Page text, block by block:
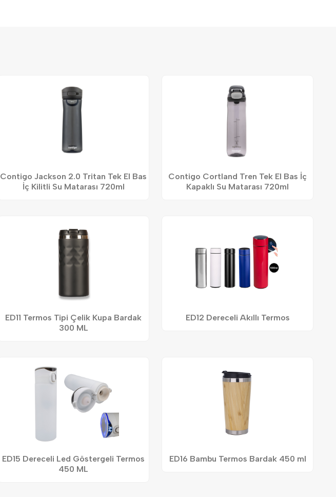
Contigo Jackson 2.0 Tritan Tek El Bas
İç Kilitli Su Matarası 720ml
Contigo Cortland Tren Tek El Bas İç
Kapaklı Su Matarası 720ml
ED11 Termos Tipi Çelik Kupa Bardak
300 ML
ED12 Dereceli Akıllı Termos
ED15 Dereceli Led Göstergeli Termos
450 ML
ED16 Bambu Termos Bardak 450 ml